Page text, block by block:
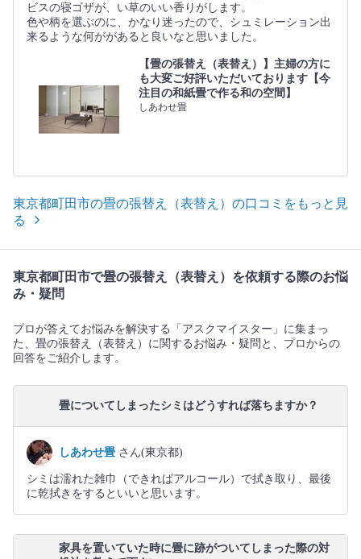
ビスの寝ゴザが、い草のいい香りがします。
色や柄を選ぶのに、かなり迷ったので、シュミレーション出
来るような何ががあると良いなと思いました。
【畳の張替え（表替え）】主婦の方に
も大変ご好評いただいております【今
注目の和紙畳で作る和の空間】
しあわせ畳
東京都町田市の畳の張替え（表替え）の口コミをもっと見
る
東京都町田市で畳の張替え（表替え）を依頼する際のお悩
み・疑問
プロが答えてお悩みを解決する「アスクマイスター」に集まっ
た、畳の張替え（表替え）に関するお悩み・疑問と、プロからの
回答をご紹介します。
畳についてしまったシミはどうすれば落ちますか？
しあわせ畳 さん(東京都)
シミは濡れた雑巾（できればアルコール）で拭き取り、最後
に乾拭きをするといいと思います。
家具を置いていた時に畳に跡がついてしまった際の対